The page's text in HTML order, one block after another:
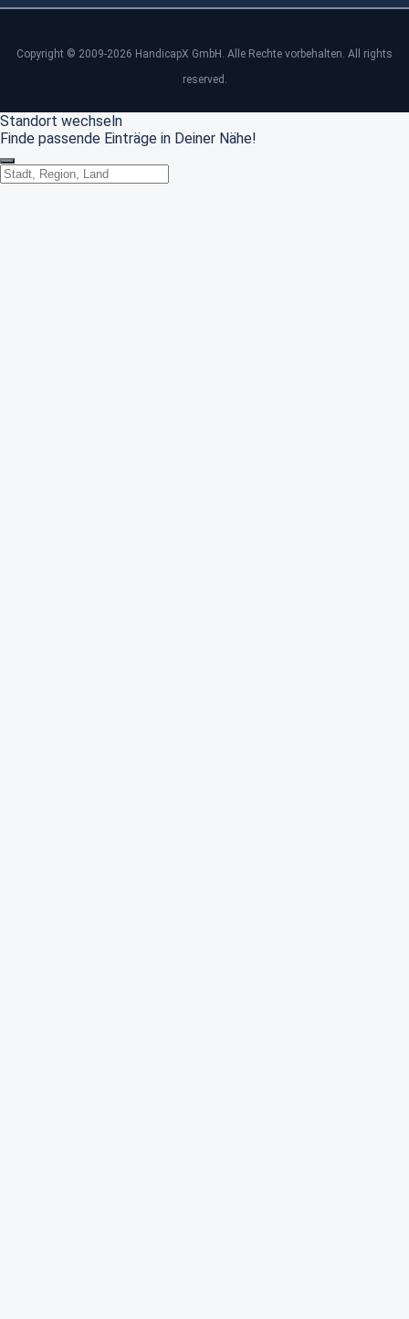
Copyright © 2009-2026 HandicapX GmbH. Alle Rechte vorbehalten. All rights
reserved.
Standort wechseln
Finde passende Einträge in Deiner Nähe!
Standort wechseln